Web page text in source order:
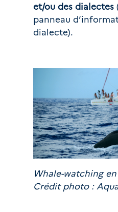
et/ou des dialectes
panneau
dialecte).
Whale-watching
Crédit photo :